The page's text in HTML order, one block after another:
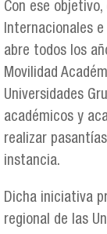
Con ese
Internacionales
abre todos los
Movilidad
Universidades
académicos y
realizar
instancia.
Dicha iniciativa
regional de las